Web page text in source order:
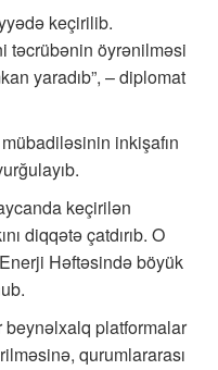
keçirilib.
təcrübənin öyrənilməsi
yaradıb”, – diplomat
inkişafın
keçirilən
diqqətə çatdırıb. O
Həftəsində böyük
beynəlxalq platformalar
qurumlararası